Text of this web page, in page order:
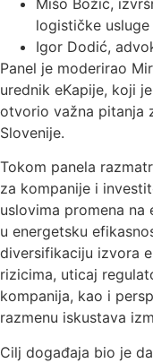
Mišo Božić,
logističke usluge
Igor Dodić,
Panel je moderirao
urednik eKapije, koji
otvorio važna pitanja
Slovenije.
Tokom panela
za kompanije i
uslovima promena na
u energetsku
diversifikaciju izvora
rizicima, uticaj
kompanija, kao i
razmenu iskustava
Cilj događaja bio je